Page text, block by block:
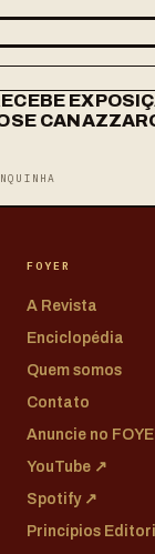
FOYER
A Revista
Enciclopédia
Quem somos
Contato
Anuncie no
YouTube ↗
Spotify ↗
Princípios